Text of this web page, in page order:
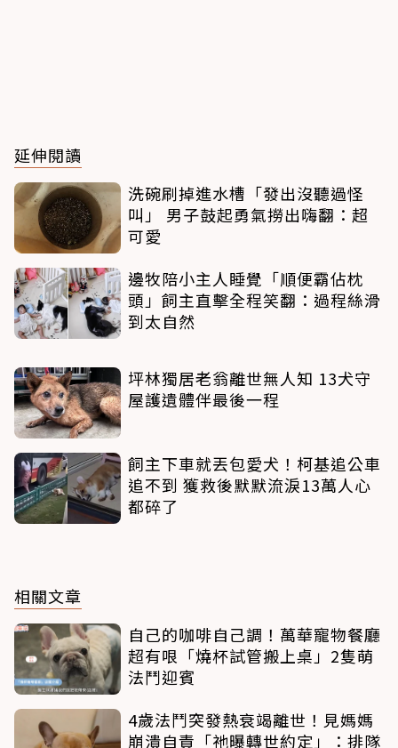
延伸閱讀
洗碗刷掉進水槽「發出沒聽過怪
叫」 男子鼓起勇氣撈出嗨翻：超
可愛
邊牧陪小主人睡覺「順便霸佔枕
頭」飼主直擊全程笑翻：過程絲滑
到太自然
坪林獨居老翁離世無人知 13犬守
屋護遺體伴最後一程
飼主下車就丟包愛犬！柯基追公車
追不到 獲救後默默流淚13萬人心
都碎了
相關文章
自己的咖啡自己調！萬華寵物餐廳
超有哏「燒杯試管搬上桌」2隻萌
法鬥迎賓
4歲法鬥突發熱衰竭離世！見媽媽
崩潰自責「祂曝轉世約定」：排隊